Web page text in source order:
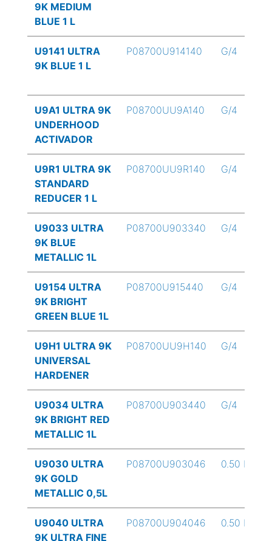
9K MEDIUM
BLUE 1 L
U9141 ULTRA
9K BLUE 1 L
P08700U914140 G/4
U9A1 ULTRA 9K
UNDERHOOD
ACTIVADOR
P08700UU9A140 G/4
U9R1 ULTRA 9K
STANDARD
REDUCER 1 L
P08700UU9R140 G/4
U9033 ULTRA
9K BLUE
METALLIC 1L
P08700U903340 G/4
U9154 ULTRA
9K BRIGHT
GREEN BLUE 1L
P08700U915440 G/4
U9H1 ULTRA 9K
UNIVERSAL
HARDENER
P08700UU9H140 G/4
U9034 ULTRA
9K BRIGHT RED
METALLIC 1L
P08700U903440 G/4
U9030 ULTRA
9K GOLD
METALLIC 0,5L
P08700U903046 0.50 L
U9040 ULTRA
9K ULTRA FINE
P08700U904046 0.50 L